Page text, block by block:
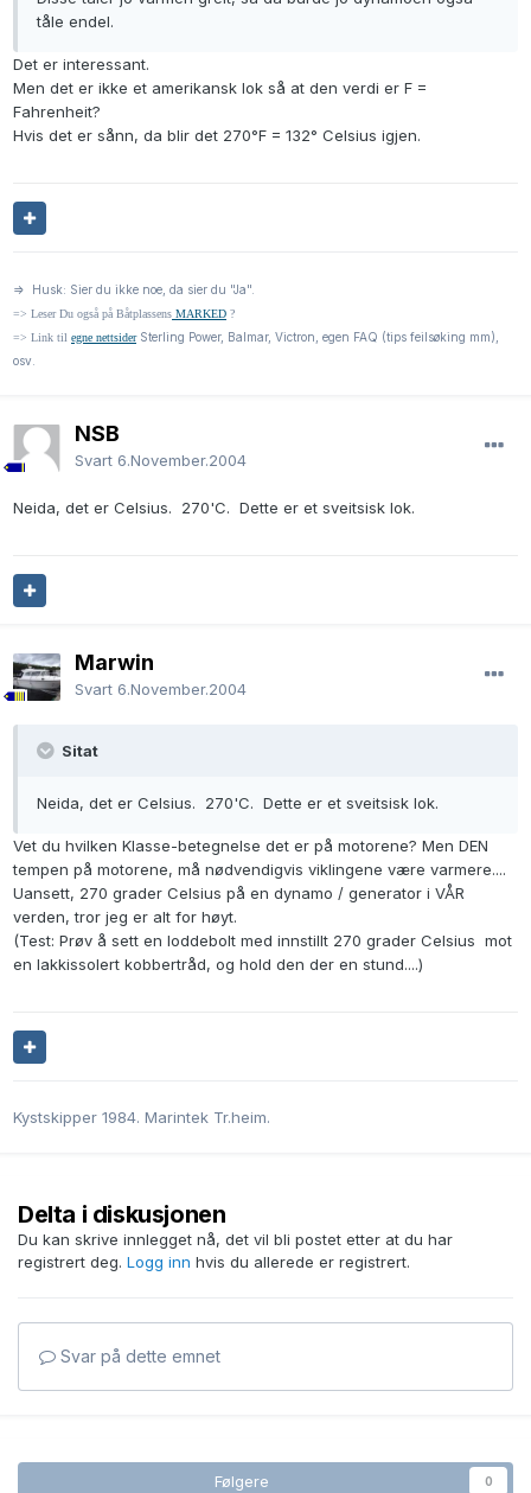
tåle endel.
Det er interessant.
Men det er ikke et amerikansk lok så at den verdi er F =
Fahrenheit?
Hvis det er sånn, da blir det 270°F = 132° Celsius igjen.
=> Husk: Sier du ikke noe, da sier du "Ja".
=> Leser Du også på Båtplassens MARKED ?
=> Link til egne nettsiderSterling Power, Balmar, Victron, egen FAQ (tips feilsøking mm),
osv.
NSB
Svart 6.November.2004
Neida, det er Celsius. 270'C. Dette er et sveitsisk lok.
Marwin
Svart 6.November.2004
Sitat
Neida, det er Celsius. 270'C. Dette er et sveitsisk lok.
Vet du hvilken Klasse-betegnelse det er på motorene? Men DEN
tempen på motorene, må nødvendigvis viklingene være varmere....
Uansett, 270 grader Celsius på en dynamo / generator i VÅR
verden, tror jeg er alt for høyt.
(Test: Prøv å sett en loddebolt med innstillt 270 grader Celsius mot
en lakkissolert kobbertråd, og hold den der en stund....)
Kystskipper 1984. Marintek Tr.heim.
Delta i diskusjonen
Du kan skrive innlegget nå, det vil bli postet etter at du har
registrert deg. Logg inn hvis du allerede er registrert.
Svar på dette emnet
Følgere 0